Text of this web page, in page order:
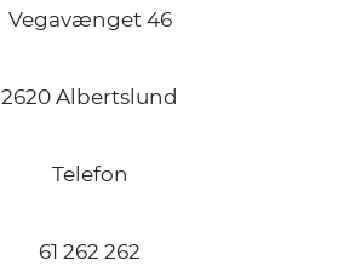
Vegavænget 46
2620 Albertslund
Telefon
61 262 262